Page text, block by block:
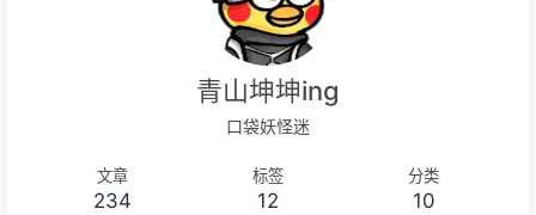
青山坤坤ing
口袋妖怪迷
文章
234
标签
12
分类
10